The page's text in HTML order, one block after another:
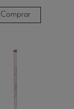
Comprar